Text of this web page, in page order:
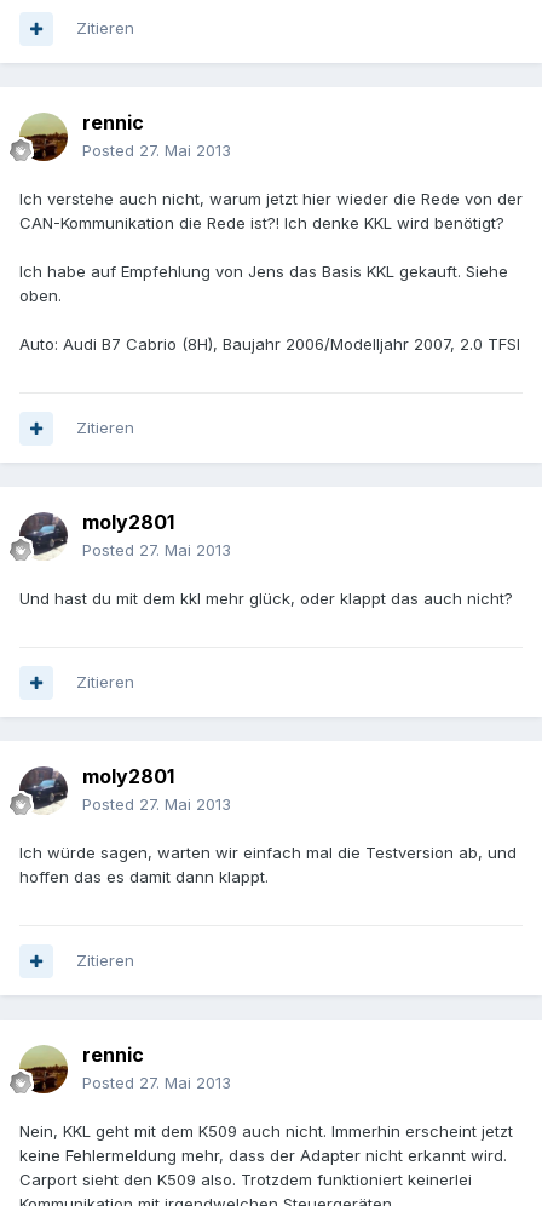
Zitieren
rennic
Posted 27. Mai 2013
Ich verstehe auch nicht, warum jetzt hier wieder die Rede von der
CAN-Kommunikation die Rede ist?! Ich denke KKL wird benötigt?
Ich habe auf Empfehlung von Jens das Basis KKL gekauft. Siehe
oben.
Auto: Audi B7 Cabrio (8H), Baujahr 2006/Modelljahr 2007, 2.0 TFSI
Zitieren
moly2801
Posted 27. Mai 2013
Und hast du mit dem kkl mehr glück, oder klappt das auch nicht?
Zitieren
moly2801
Posted 27. Mai 2013
Ich würde sagen, warten wir einfach mal die Testversion ab, und
hoffen das es damit dann klappt.
Zitieren
rennic
Posted 27. Mai 2013
Nein, KKL geht mit dem K509 auch nicht. Immerhin erscheint jetzt
keine Fehlermeldung mehr, dass der Adapter nicht erkannt wird.
Carport sieht den K509 also. Trotzdem funktioniert keinerlei